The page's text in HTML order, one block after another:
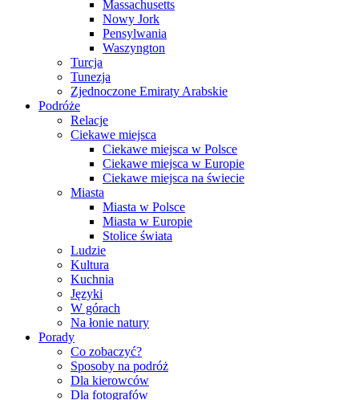
Massachusetts
Nowy Jork
Pensylwania
Waszyngton
Turcja
Tunezja
Zjednoczone Emiraty Arabskie
Podróże
Relacje
Ciekawe miejsca
Ciekawe miejsca w Polsce
Ciekawe miejsca w Europie
Ciekawe miejsca na świecie
Miasta
Miasta w Polsce
Miasta w Europie
Stolice świata
Ludzie
Kultura
Kuchnia
Języki
W górach
Na łonie natury
Porady
Co zobaczyć?
Sposoby na podróż
Dla kierowców
Dla fotografów